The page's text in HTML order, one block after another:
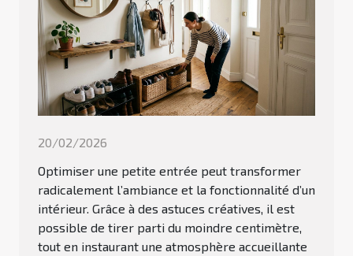
20/02/2026
Optimiser une petite entrée peut transformer
radicalement l’ambiance et la fonctionnalité d’un
intérieur. Grâce à des astuces créatives, il est
possible de tirer parti du moindre centimètre,
tout en instaurant une atmosphère accueillante